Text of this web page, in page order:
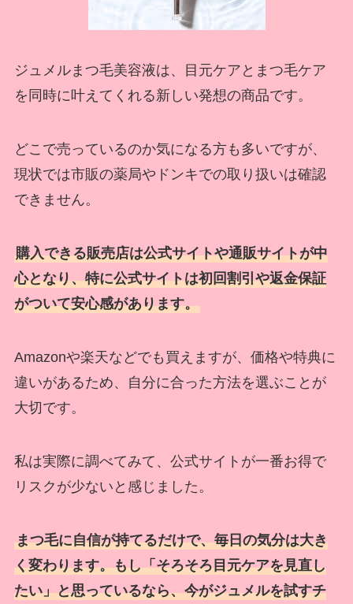
ジュメルまつ毛美容液は、目元ケアとまつ毛ケア
を同時に叶えてくれる新しい発想の商品です。
どこで売っているのか気になる方も多いですが、
現状では市販の薬局やドンキでの取り扱いは確認
できません。
購入できる販売店は公式サイトや通販サイトが中
心となり、特に公式サイトは初回割引や返金保証
がついて安心感があります。
Amazonや楽天などでも買えますが、価格や特典に
違いがあるため、自分に合った方法を選ぶことが
大切です。
私は実際に調べてみて、公式サイトが一番お得で
リスクが少ないと感じました。
まつ毛に自信が持てるだけで、毎日の気分は大き
く変わります。もし「そろそろ目元ケアを見直し
たい」と思っているなら、今がジュメルを試すチ